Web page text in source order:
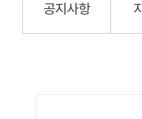
공지사항